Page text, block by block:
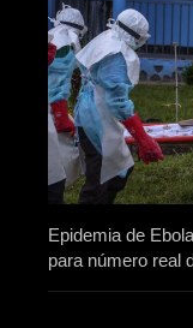
Epidemia de
para número real